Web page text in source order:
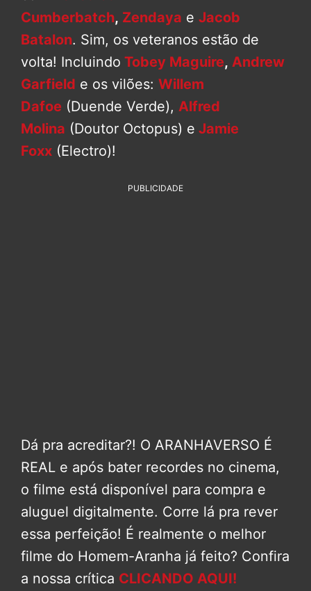
Cumberbatch, Zendaya e Jacob
Batalon. Sim, os veteranos estão de
volta! Incluindo Tobey Maguire, Andrew
Garfield e os vilões: Willem
Dafoe (Duende Verde), Alfred
Molina (Doutor Octopus) e Jamie
Foxx (Electro)!
PUBLICIDADE
Dá pra acreditar?! O ARANHAVERSO É
REAL e após bater recordes no cinema,
o filme está disponível para compra e
aluguel digitalmente. Corre lá pra rever
essa perfeição! É realmente o melhor
filme do Homem-Aranha já feito? Confira
a nossa crítica CLICANDO AQUI!